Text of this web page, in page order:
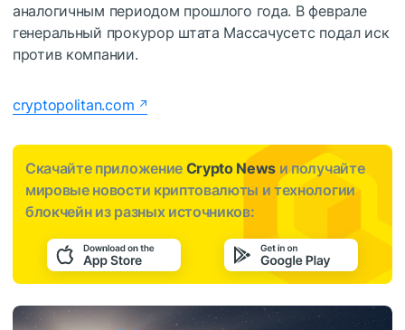
аналогичным периодом прошлого года. В феврале
генеральный прокурор штата Массачусетс подал иск
против компании.
cryptopolitan.com
Скачайте приложение Crypto News и получайте
мировые новости криптовалюты и технологии
блокчейн из разных источников: